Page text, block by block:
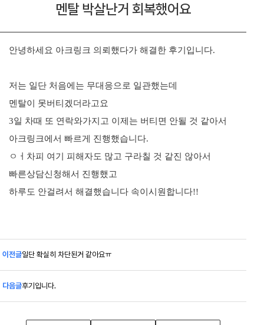
멘탈 박살난거 회복했어요
안녕하세요 아크링크 의뢰했다가 해결한 후기입니다.
저는 일단 처음에는 무대응으로 일관했는데
멘탈이 못버티겠더라고요
3일 차때 또 연락와가지고 이제는 버티면 안될 것 같아서
아크링크에서 빠르게 진행했습니다.
ㅇㅓ차피 여기 피해자도 많고 구라칠 것 같진 않아서
빠른상담신청해서 진행했고
하루도 안걸려서 해결했습니다 속이시원합니다!!
이전글일단 확실히 차단된거 같아요ㅠ
다음글후기입니다.